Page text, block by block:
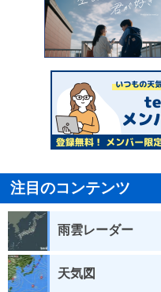
注目のコンテンツ
雨雲レーダー
天気図